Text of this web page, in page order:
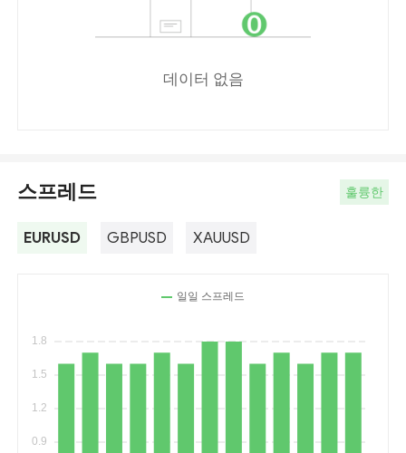
데이터 없음
스프레드 훌륭한
EURUSD GBPUSD XAUUSD